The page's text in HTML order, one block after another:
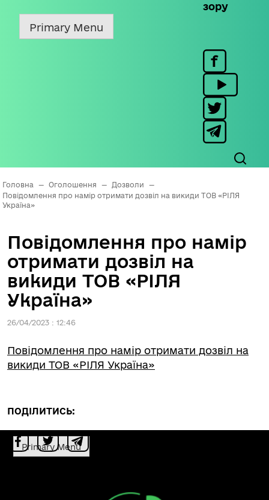
зору
Primary Menu
Головна — Оголошення — Дозволи
—
Повідомлення про намір отримати дозвіл на викиди ТОВ «РІЛЯ
Україна»
Повідомлення про намір
отримати дозвіл на
викиди ТОВ «РІЛЯ
Україна»
26/04/2023 : 12:46
Повідомлення про намір отримати дозвіл на
викиди ТОВ «РІЛЯ Україна»
ПОДІЛИТИСЬ:
Primary Menu